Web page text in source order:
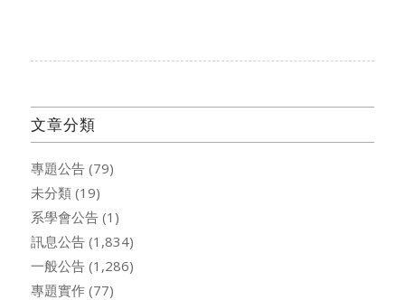
文章分類
專題公告(79)
未分類(19)
系學會公告(1)
訊息公告(1,834)
一般公告(1,286)
專題實作(77)